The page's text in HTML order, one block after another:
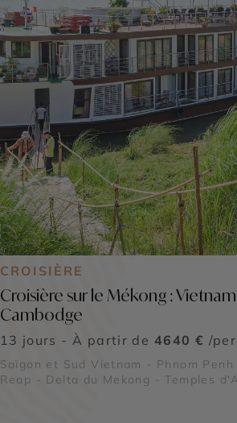
CROISIÈRE
Croisière sur le Mékong :
Cambodge
13 jours - À partir de 4640 € /
Saïgon et Sud Vietnam - Phnom Penh
Reap - Delta du Mekong - Temples